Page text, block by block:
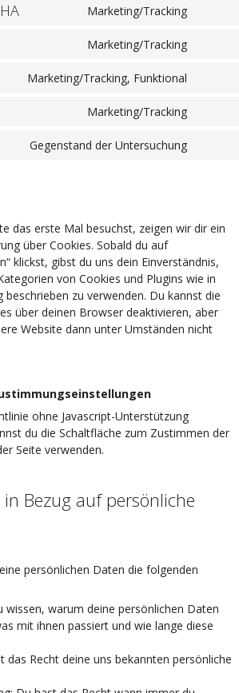
Marketing/Tracking
Marketing/Tracking
Marketing/Tracking, Funktional
Marketing/Tracking
Gegenstand der Untersuchung
das erste Mal besuchst, zeigen wir dir ein
über Cookies. Sobald du auf
klickst, gibst du uns dein Einverständnis,
von Cookies und Plugins wie in
beschrieben zu verwenden. Du kannst die
über deinen Browser deaktivieren, aber
Website dann unter Umständen nicht
ohne Javascript-Unterstützung
du die Schaltfläche zum Zustimmen der
Seite verwenden.
in Bezug auf persönliche
persönlichen Daten die folgenden
wissen, warum deine persönlichen Daten
mit ihnen passiert und wie lange diese
das Recht deine uns bekannten persönliche